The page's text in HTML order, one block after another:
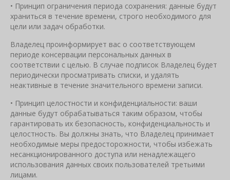
• Принцип ограничения периода сохранения: данные будут
храниться в течение времени, строго необходимого для
цели или задач обработки.
Владелец проинформирует вас о соответствующем
периоде консервации персональных данных в
соответствии с целью. В случае подписок Владелец будет
периодически просматривать списки, и удалять
неактивные в течение значительного времени записи.
• Принцип целостности и конфиденциальности: ваши
данные будут обрабатываться таким образом, чтобы
гарантировать их безопасность, конфиденциальность и
целостность. Вы должны знать, что Владелец принимает
необходимые меры предосторожности, чтобы избежать
несанкционированного доступа или ненадлежащего
использования данных своих пользователей третьими
лицами.